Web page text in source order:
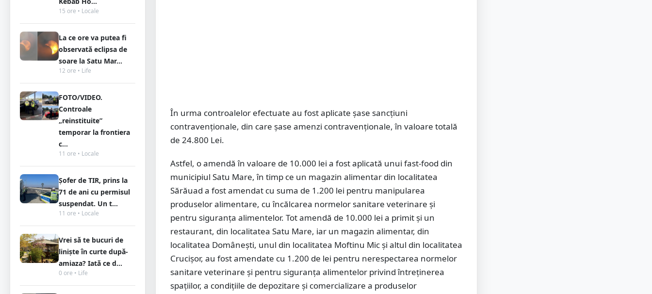
15 ore • Locale
La ce ore va putea fi
observată eclipsa de
soare la Satu Mar...
12 ore • Life
FOTO/VIDEO.
Controale
„reinstituite”
temporar la frontiera
c...
11 ore • Locale
Șofer de TIR, prins la
71 de ani cu permisul
suspendat. Un t...
11 ore • Locale
Vrei să te bucuri de
liniște în curte după-
amiaza? Iată ce d...
0 ore • Life
În urma controalelor efectuate au fost aplicate șase sancțiuni
contravenționale, din care șase amenzi contravenționale, în valoare totală
de 24.800 Lei.
Astfel, o amendă în valoare de 10.000 lei a fost aplicată unui fast-food din
municipiul Satu Mare, în timp ce un magazin alimentar din localitatea
Sărăuad a fost amendat cu suma de 1.200 lei pentru manipularea
produselor alimentare, cu încălcarea normelor sanitare veterinare și
pentru siguranța alimentelor. Tot amendă de 10.000 lei a primit și un
restaurant, din localitatea Satu Mare, iar un magazin alimentar, din
localitatea Domânești, unul din localitatea Moftinu Mic și altul din localitatea
Crucișor, au fost amendate cu 1.200 de lei pentru nerespectarea normelor
sanitare veterinare și pentru siguranța alimentelor privind întreținerea
spațiilor, a condițiile de depozitare și comercializare a produselor